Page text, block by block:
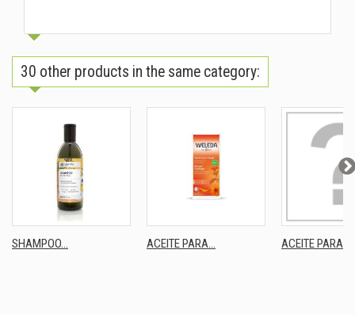
30 other products in the same category:
SHAMPOO... ACEITE PARA... ACEITE PARA...